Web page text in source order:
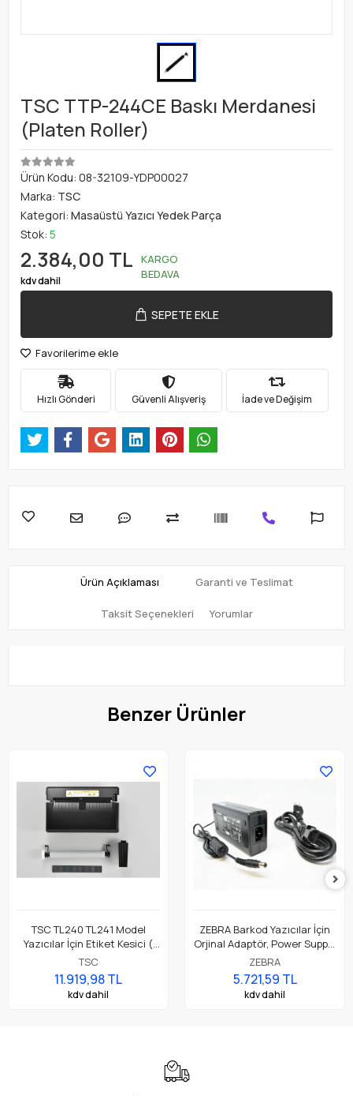
TSC TTP-244CE Baskı Merdanesi
(Platen Roller)
Ürün Kodu: 08-32109-YDP00027
Marka: TSC
Kategori: Masaüstü Yazıcı Yedek Parça
Stok: 5
2.384,00 TL
kdv dahil
KARGO
BEDAVA
SEPETE EKLE
Favorilerime ekle
Hızlı Gönderi Güvenli Alışveriş İade ve Değişim
Ürün Açıklaması Garanti ve Teslimat
Taksit Seçenekleri Yorumlar
Benzer Ürünler
TSC TL240 TL241 Model
Yazıcılar İçin Etiket Kesici (
Accessory Cutter Module,
Full Cut )
TSC
11.919,98 TL
kdv dahil
ZEBRA Barkod Yazıcılar İçin
Orjinal Adaptör, Power Supply
Parça No: P1079903-026
ZEBRA
5.721,59 TL
kdv dahil